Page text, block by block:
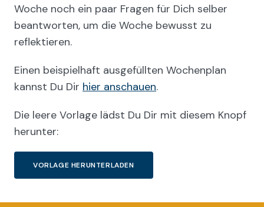
Woche noch ein paar Fragen für Dich selber
beantworten, um die Woche bewusst zu
reflektieren.
Einen beispielhaft ausgefüllten Wochenplan
kannst Du Dir hier anschauen.
Die leere Vorlage lädst Du Dir mit diesem Knopf
herunter:
VORLAGE HERUNTERLADEN